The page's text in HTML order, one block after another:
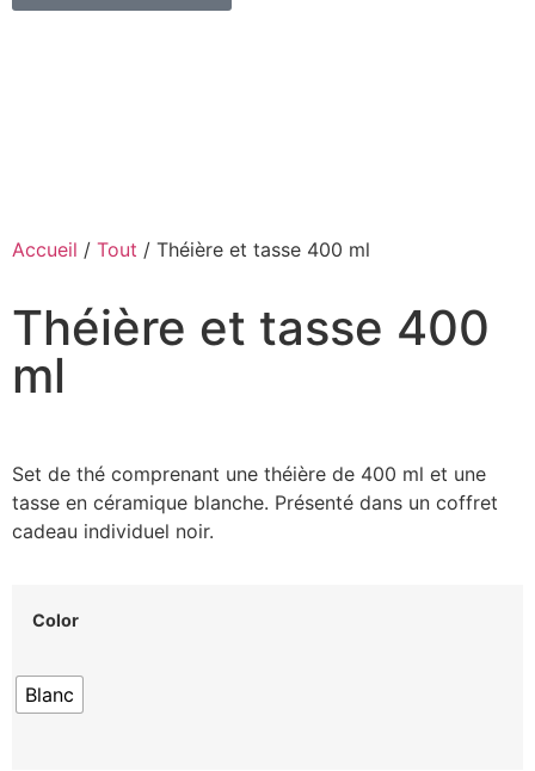
Accueil / Tout / Théière et tasse 400 ml
Théière et tasse 400
ml
Set de thé comprenant une théière de 400 ml et une
tasse en céramique blanche. Présenté dans un coffret
cadeau individuel noir.
Color
Blanc